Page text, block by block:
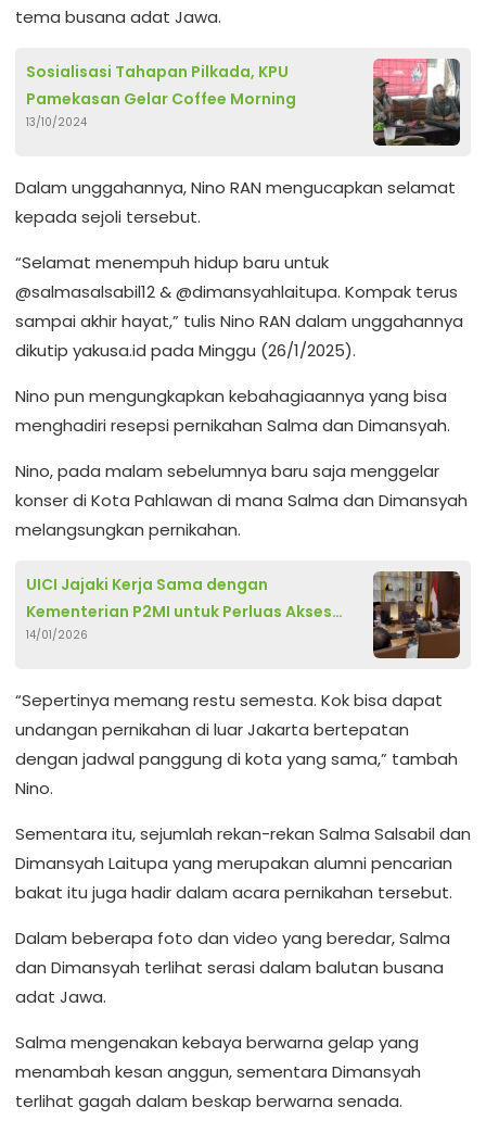
tema busana adat Jawa.
Sosialisasi Tahapan Pilkada, KPU
Pamekasan Gelar Coffee Morning
13/10/2024
Dalam unggahannya, Nino RAN mengucapkan selamat
kepada sejoli tersebut.
“Selamat menempuh hidup baru untuk
@salmasalsabil12 & @dimansyahlaitupa. Kompak terus
sampai akhir hayat,” tulis Nino RAN dalam unggahannya
dikutip yakusa.id pada Minggu (26/1/2025).
Nino pun mengungkapkan kebahagiaannya yang bisa
menghadiri resepsi pernikahan Salma dan Dimansyah.
Nino, pada malam sebelumnya baru saja menggelar
konser di Kota Pahlawan di mana Salma dan Dimansyah
melangsungkan pernikahan.
UICI Jajaki Kerja Sama dengan
Kementerian P2MI untuk Perluas Akses
Pendidikan Digital PMI
14/01/2026
“Sepertinya memang restu semesta. Kok bisa dapat
undangan pernikahan di luar Jakarta bertepatan
dengan jadwal panggung di kota yang sama,” tambah
Nino.
Sementara itu, sejumlah rekan-rekan Salma Salsabil dan
Dimansyah Laitupa yang merupakan alumni pencarian
bakat itu juga hadir dalam acara pernikahan tersebut.
Dalam beberapa foto dan video yang beredar, Salma
dan Dimansyah terlihat serasi dalam balutan busana
adat Jawa.
Salma mengenakan kebaya berwarna gelap yang
menambah kesan anggun, sementara Dimansyah
terlihat gagah dalam beskap berwarna senada.